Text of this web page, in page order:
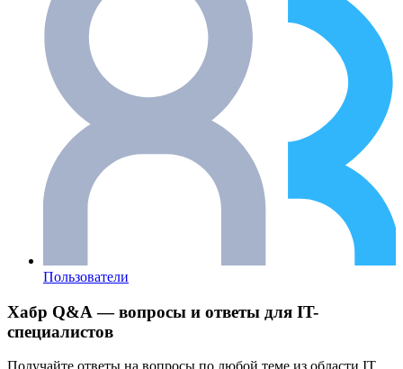
Пользователи
Хабр Q&A — вопросы и ответы для IT-
специалистов